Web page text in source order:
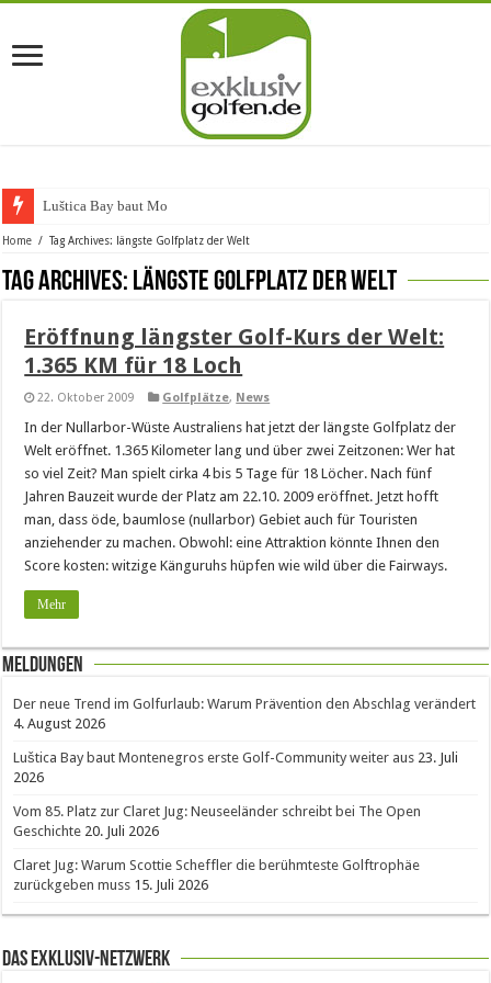
Luštica Bay baut Monten
Home / Tag Archives: längste Golfplatz der Welt
Tag Archives: längste Golfplatz der Welt
Eröffnung längster Golf-Kurs der Welt:
1.365 KM für 18 Loch
22. Oktober 2009 Golfplätze, News
In der Nullarbor-Wüste Australiens hat jetzt der längste Golfplatz der
Welt eröffnet. 1.365 Kilometer lang und über zwei Zeitzonen: Wer hat
so viel Zeit? Man spielt cirka 4 bis 5 Tage für 18 Löcher. Nach fünf
Jahren Bauzeit wurde der Platz am 22.10. 2009 eröffnet. Jetzt hofft
man, dass öde, baumlose (nullarbor) Gebiet auch für Touristen
anziehender zu machen. Obwohl: eine Attraktion könnte Ihnen den
Score kosten: witzige Känguruhs hüpfen wie wild über die Fairways.
Mehr
Meldungen
Der neue Trend im Golfurlaub: Warum Prävention den Abschlag verändert
4. August 2026
Luštica Bay baut Montenegros erste Golf-Community weiter aus 23. Juli
2026
Vom 85. Platz zur Claret Jug: Neuseeländer schreibt bei The Open
Geschichte 20. Juli 2026
Claret Jug: Warum Scottie Scheffler die berühmteste Golftrophäe
zurückgeben muss 15. Juli 2026
Das Exklusiv-Netzwerk